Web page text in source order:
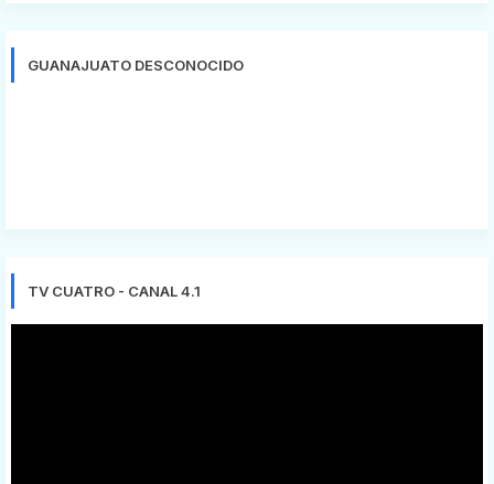
GUANAJUATO DESCONOCIDO
TV CUATRO - CANAL 4.1